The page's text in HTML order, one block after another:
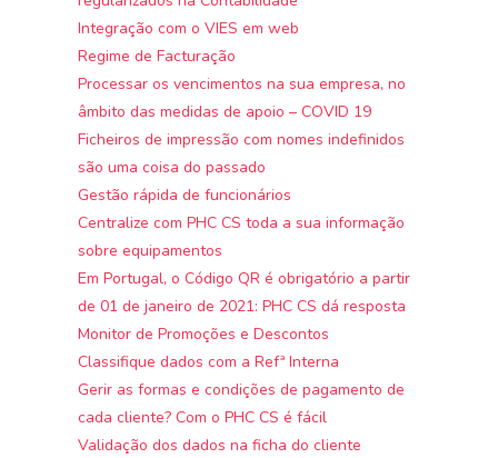
Integração com o VIES em web
Regime de Facturação
Processar os vencimentos na sua empresa, no
âmbito das medidas de apoio – COVID 19
Ficheiros de impressão com nomes indefinidos
são uma coisa do passado
Gestão rápida de funcionários
Centralize com PHC CS toda a sua informação
sobre equipamentos
Em Portugal, o Código QR é obrigatório a partir
de 01 de janeiro de 2021: PHC CS dá resposta
Monitor de Promoções e Descontos
Classifique dados com a Refª Interna
Gerir as formas e condições de pagamento de
cada cliente? Com o PHC CS é fácil
Validação dos dados na ficha do cliente